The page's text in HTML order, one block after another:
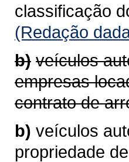
classificação
(Redação
b) veículos
empresas
contrato de
b) veículos
propriedade